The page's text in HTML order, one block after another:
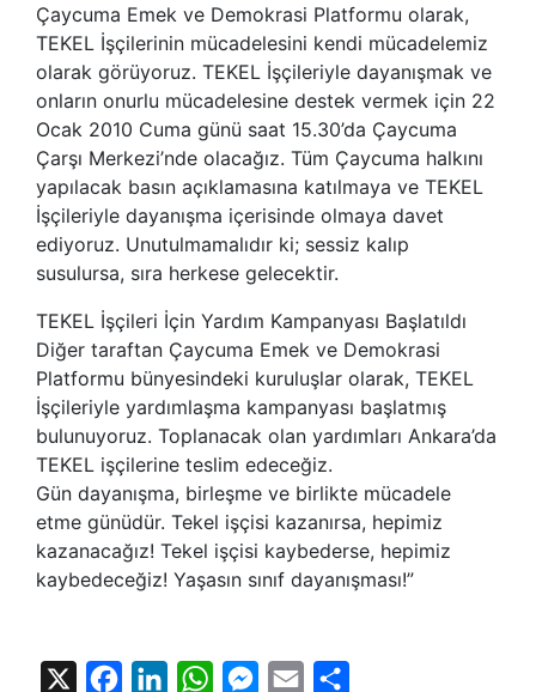
Çaycuma Emek ve Demokrasi Platformu olarak,
TEKEL İşçilerinin mücadelesini kendi mücadelemiz
olarak görüyoruz. TEKEL İşçileriyle dayanışmak ve
onların onurlu mücadelesine destek vermek için 22
Ocak 2010 Cuma günü saat 15.30’da Çaycuma
Çarşı Merkezi’nde olacağız. Tüm Çaycuma halkını
yapılacak basın açıklamasına katılmaya ve TEKEL
İşçileriyle dayanışma içerisinde olmaya davet
ediyoruz. Unutulmamalıdır ki; sessiz kalıp
susulursa, sıra herkese gelecektir.
TEKEL İşçileri İçin Yardım Kampanyası Başlatıldı
Diğer taraftan Çaycuma Emek ve Demokrasi
Platformu bünyesindeki kuruluşlar olarak, TEKEL
İşçileriyle yardımlaşma kampanyası başlatmış
bulunuyoruz. Toplanacak olan yardımları Ankara’da
TEKEL işçilerine teslim edeceğiz.
Gün dayanışma, birleşme ve birlikte mücadele
etme günüdür. Tekel işçisi kazanırsa, hepimiz
kazanacağız! Tekel işçisi kaybederse, hepimiz
kaybedeceğiz! Yaşasın sınıf dayanışması!”
FacebookLinkedInWhatsAppMessenger
Email